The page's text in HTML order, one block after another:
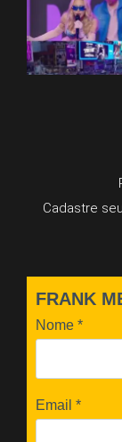
Cadastre
FRANK
Nome *
Email *